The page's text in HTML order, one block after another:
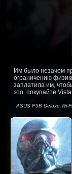
Им было незачем
ограничению
заплатила им,
это. покупайте
ASUS P5B Deluxe Wi-